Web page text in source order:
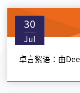
30
Jul
卓言絮语：由